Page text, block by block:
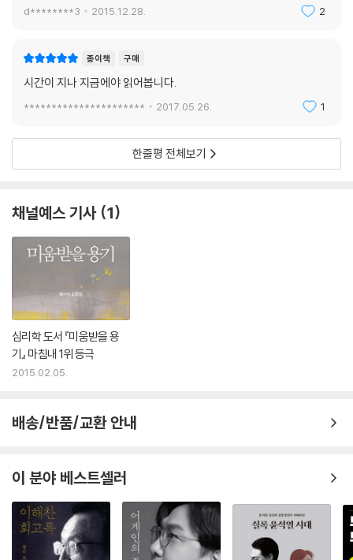
옛 소련과의 인연을 다시 잇다 | 북한 경유 가스관 사업, 러시아가 설득하
21. 신아시아 외교 Ⅰ: 중앙아시아
‘신아시아 외교’를 선언하다 | 매년 만난 우즈베키스탄 대통령 | 우즈베키
스탄에 미국과의 대화를 권하다 | 카자흐스탄, 사우나 초대에 폭탄주로 답
례하다 | 파격으로 일관한 나자르바예프
22. 신아시아 외교 Ⅱ: 동남아시아
남 찌엣 주석과 형제의 의를 맺다 | 베트남 신부 살해 사건의 충격 | 미얀마
의 만남
8장 더 큰 대한민국을 향하여
23. 세계를 경제 영토로, 동시다발 FTA
통상대국의 꿈 | 참모들도 “정치적으로 손해” | 한·미 FTA, 말 바꾼 지도자
들 | 국회를 찾아가다 | 몸싸움에 최루탄 투척까지 | 미국보다 먼저 EU와 F
토로
G14와 G20 힘겨루기 | 부시의 결심 | ‘보호무역주의 동결’을 관철하다 |
가려 한다 | G20 정상을 서울에서 보다 | IMF 총재, 1997 외환위기 때 잘
못을 시인하다 | 개도국 지원 패러다임을 바꾸다 | 막바지까지 미·중 갈등 |
퍼스트레이디 설득 작업 | 원조 받던 나라에서 원조하는 나라로 | 도울 때
d********3 2015.12.28. 2
종이책 구매
시간이 지나 지금에야 읽어봅니다.
********************** 2017.05.26. 1
한줄평 전체보기
채널예스 기사 1
심리학 도서 『미움받을 용
기』 마침내 1위 등극
2015.02.05.
배송/반품/교환 안내
이 분야 베스트셀러